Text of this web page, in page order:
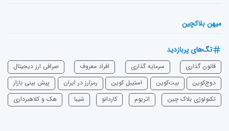
میهن بلاکچین
تگ‌های پربازدید
قانون گذاری سرمایه‌ گذاری افراد معروف
صرافی ارز دیجیتال
دوج‌کوین
بیت‌کوین استیبل کوین رمزارز در ایران
پیش بینی بازار
تکنولوژی بلاک چین
اتریوم ‌کاردانو شیبا هک و کلاهبرداری